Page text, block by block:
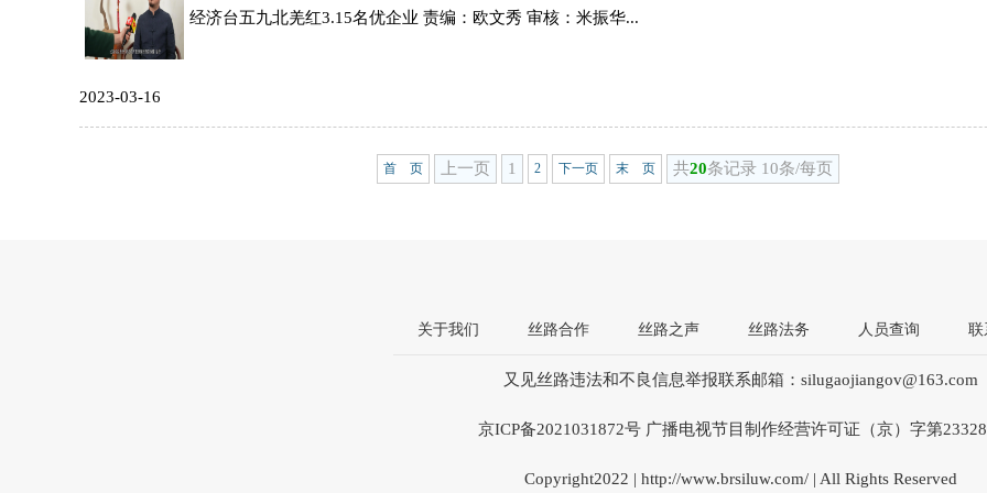
经济台五九北羌红3.15名优企业 责编：欧文秀 审核：米振华...
2023-03-16
首 页 上一页 1 2 下一页 末 页 共20条记录 10条/每页
关于我们 丝路合作 丝路之声 丝路法务 人员查询 联
又见丝路违法和不良信息举报联系邮箱：silugaojiangov@163.com
京ICP备2021031872号 广播电视节目制作经营许可证（京）字第
Copyright2022 | http://www.brsiluw.com/ | All Rights Reserved